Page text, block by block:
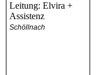
Leitung: Elvira +
Assistenz
Schöllnach